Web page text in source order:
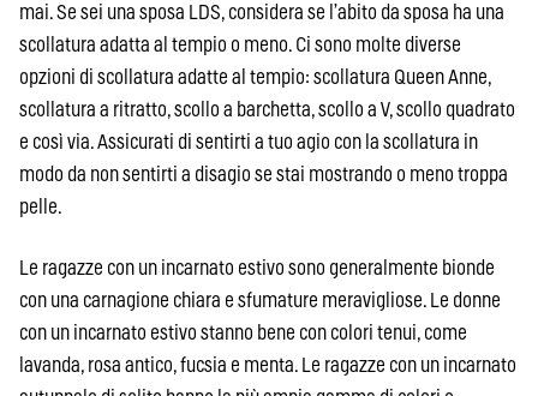
mai. Se sei una sposa LDS, considera se l’abito da sposa ha una
scollatura adatta al tempio o meno. Ci sono molte diverse
opzioni di scollatura adatte al tempio: scollatura Queen Anne,
scollatura a ritratto, scollo a barchetta, scollo a V, scollo quadrato
e così via. Assicurati di sentirti a tuo agio con la scollatura in
modo da non sentirti a disagio se stai mostrando o meno troppa
pelle.
Le ragazze con un incarnato estivo sono generalmente bionde
con una carnagione chiara e sfumature meravigliose. Le donne
con un incarnato estivo stanno bene con colori tenui, come
lavanda, rosa antico, fucsia e menta. Le ragazze con un incarnato